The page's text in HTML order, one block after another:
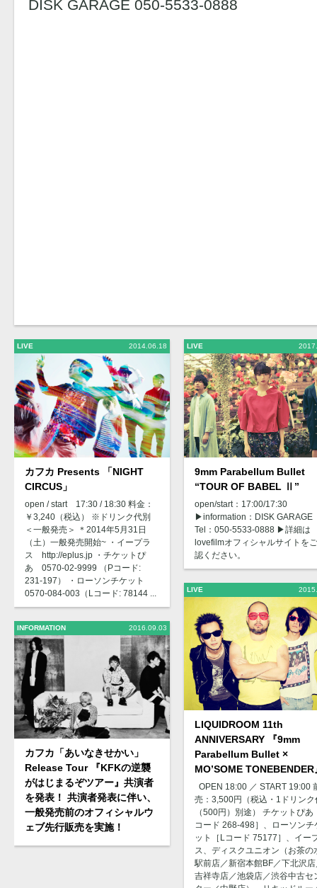
DISK GARAGE 050-5533-0888
LIVE 2014.06.18
カフカ Presents 「NIGHT
CIRCUS」
open / start 17:30 / 18:30 料金：
￥3,240（税込） ※ドリンク代別
＜一般発売＞ ＊2014年5月31日
（土）一般発売開始~ ・イープラ
ス http://eplus.jp ・チケットぴ
あ 0570-02-9999 （Pコード:
231-197） ・ローソンチケット
0570-084-003（Lコード: 78144 ...
INFORMATION 2016.09.03
カフカ「あいなきせかい」
Release Tour 『KFKの逆襲
がはじまるぞツアー』共演者
を発表！ 共演者発表に伴い、
一般発売前のオフィシャルウ
ェブ先行販売を実施！
LIVE
9mm Parabellum Bullet
“TOUR OF BABEL Ⅱ”
open/start：17:00/17:30
▶︎information：DISK GARAGE
Tel：050-5533-0888 ▶︎詳細は
lovefilmオフィシャルサイトを
認ください。
LIVE
LIQUIDROOM 11th
ANNIVERSARY 『9mm
Parabellum Bullet ×
MO’SOME TONEBENDER
OPEN 18:00 ／ START 19:00
売：3,500円（税込・1ドリンク
（500円）別途） チケットぴあ
コード 268-498］、ローソンチ
ット［Lコード 75177］、イー
ス、ディスクユニオン（お茶の
駅前店／新宿本館BF／下北沢
吉祥寺店／池袋店／渋谷中古セ